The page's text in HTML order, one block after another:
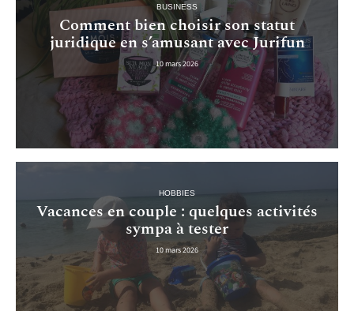
BUSINESS
Comment bien choisir son statut
juridique en s’amusant avec Jurifun
10 mars 2026
HOBBIES
Vacances en couple : quelques activités
sympa à tester
10 mars 2026